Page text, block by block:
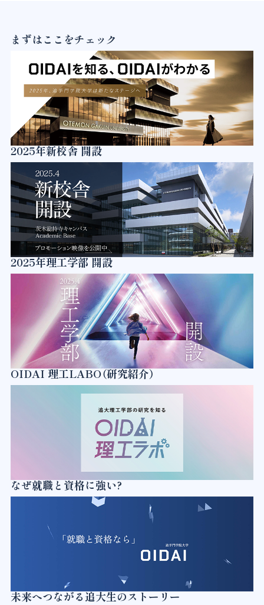
まずはここをチェック
2025年新校舎 開設
2025年理工学部 開設
OIDAI 理工LABO（研究紹介）
なぜ就職と資格に強い?
未来へつながる追大生のストーリー